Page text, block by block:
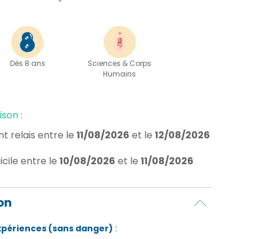
Dès 8 ans
Sciences & Corps
Humains
:
relais entre le 11/08/2026 et le 12/08/2026
entre le 10/08/2026 et le 11/08/2026
(sans danger) :